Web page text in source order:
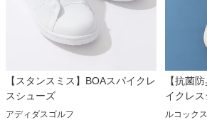
【スタンスミス】BOAスパイクレ
スシューズ
アディダスゴルフ
【抗菌
イクレ
ルコック